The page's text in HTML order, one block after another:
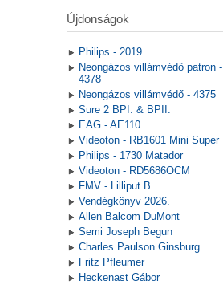
Újdonságok
Philips - 2019
Neongázos villámvédő patron -
4378
Neongázos villámvédő - 4375
Sure 2 BPI. & BPII.
EAG - AE110
Videoton - RB1601 Mini Super
Philips - 1730 Matador
Videoton - RD5686OCM
FMV - Lilliput B
Vendégkönyv 2026.
Allen Balcom DuMont
Semi Joseph Begun
Charles Paulson Ginsburg
Fritz Pfleumer
Heckenast Gábor